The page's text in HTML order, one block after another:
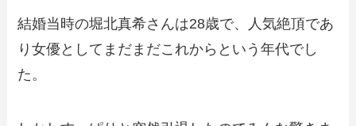
結婚当時の堀北真希さんは28歳で、人気絶頂であ
り女優としてまだまだこれからという年代でし
た。